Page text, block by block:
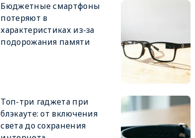
Бюджетные смартфоны
потеряют в
характеристиках из-за
подорожания памяти
Топ-три гаджета при
блэкауте: от включения
света до сохранения